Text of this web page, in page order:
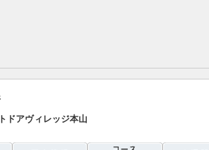
ドアヴィレッジ本山